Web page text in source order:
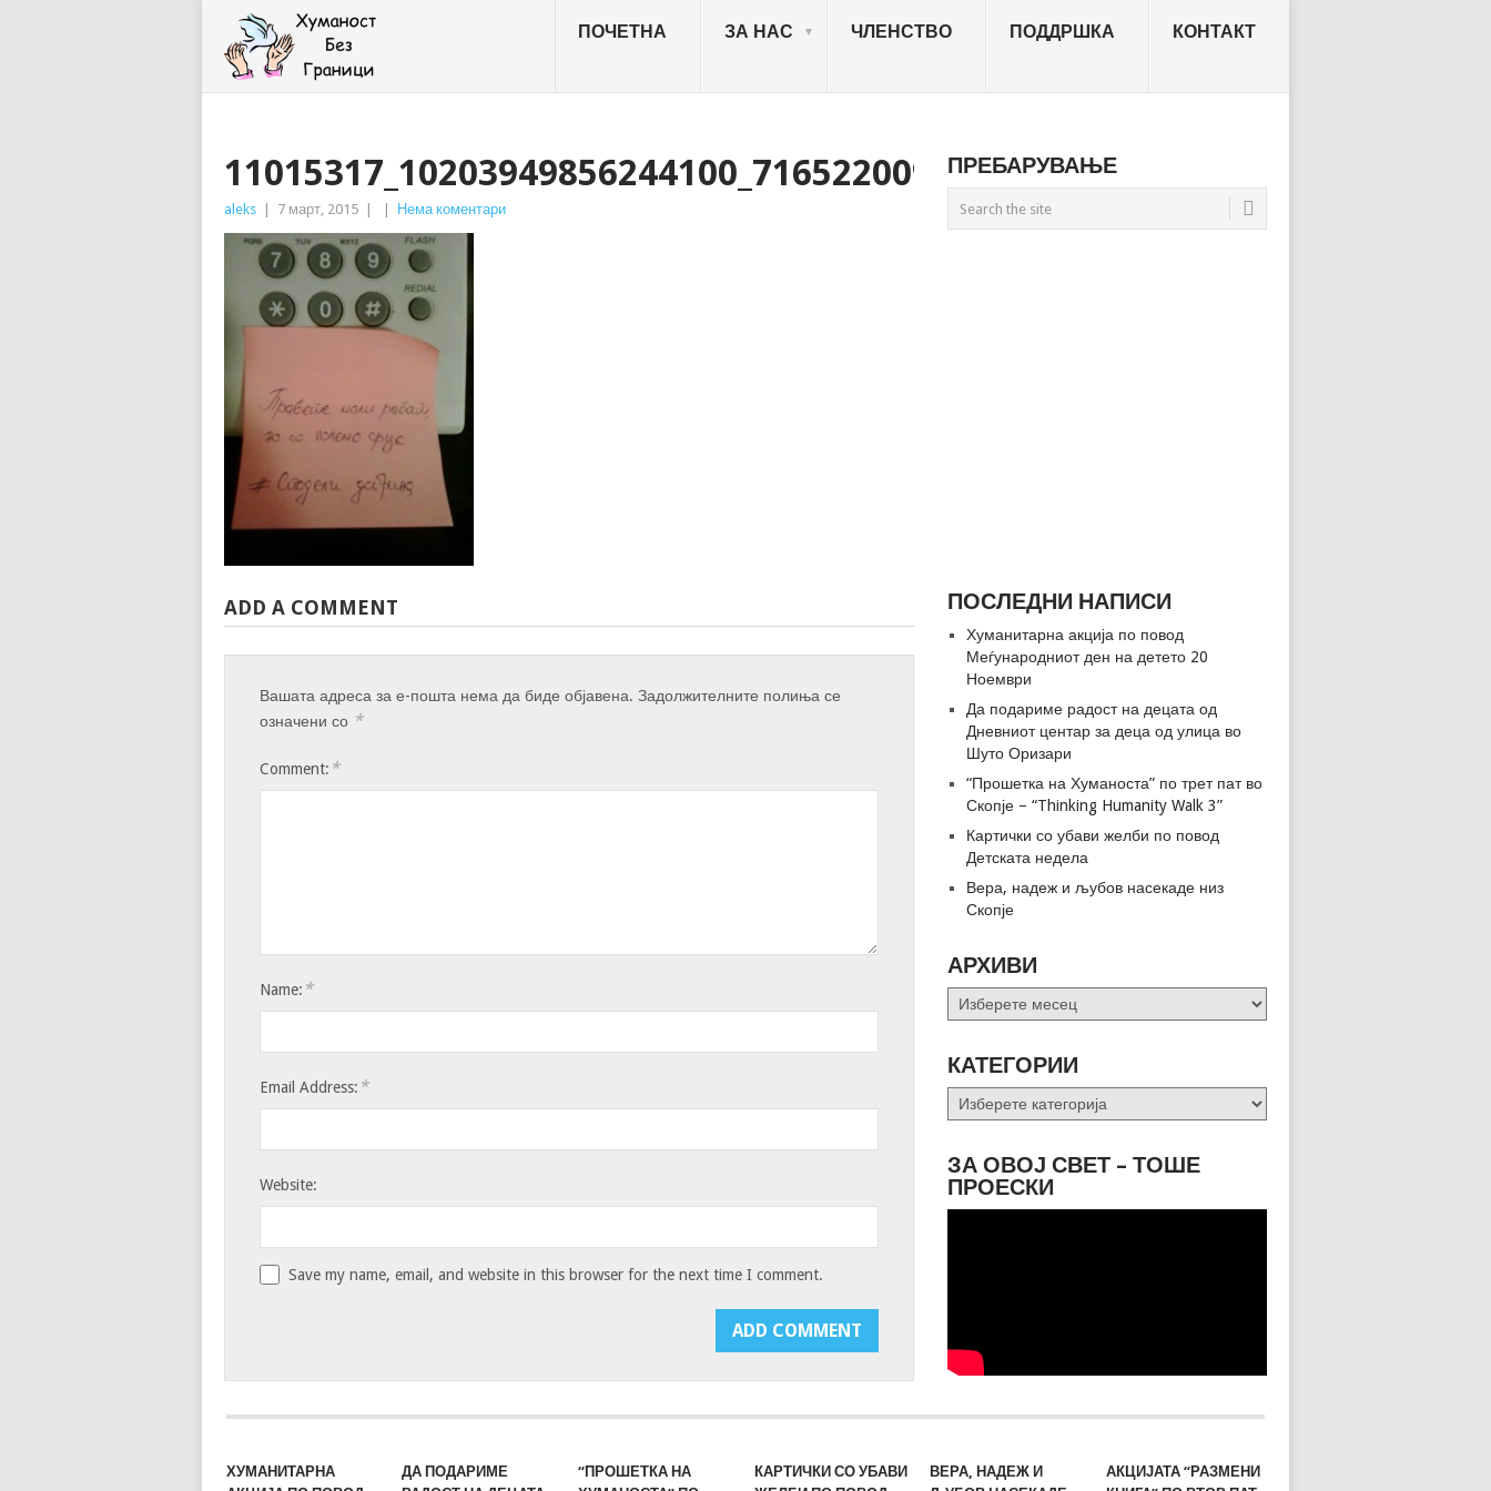
ПОЧЕТНА ЗА НАС ЧЛЕНСТВО ПОДДРШКА КОНТАКТ
11015317_10203949856244100_716522009_N
aleks 7 март, 2015 Нема коментари
ADD A COMMENT
Вашата адреса за е-пошта нема да биде објавена. Задолжителните полиња се
означени со *
Comment: *
Name: *
Email Address: *
Website:
Save my name, email, and website in this browser for the next time I comment.
ПРЕБАРУВАЊЕ
ПОСЛЕДНИ НАПИСИ
Хуманитарна акција по повод
Меѓународниот ден на детето 20
Ноември
Да подариме радост на децата од
Дневниот центар за деца од улица во
Шуто Оризари
“Прошетка на Хуманоста” по трет пат во
Скопје – “Thinking Humanity Walk 3”
Картички со убави желби по повод
Детската недела
Вера, надеж и љубов насекаде низ
Скопје
АРХИВИ
Архиви
КАТЕГОРИИ
Категории
ЗА ОВОЈ СВЕТ – ТОШЕ
ПРОЕСКИ
ХУМАНИТАРНА
ДА ПОДАРИМЕ
“ПРОШЕТКА НА
КАРТИЧКИ СО УБАВИ
ВЕРА, НАДЕЖ И
АКЦИЈАТА “РАЗМЕНИ